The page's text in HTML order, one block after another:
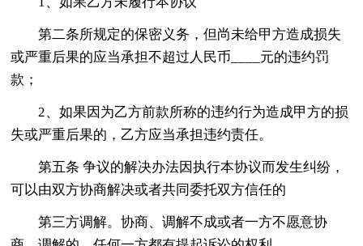
第二条所规定的保密义务，但尚未给甲方造成损失
或严重后果的应当承担不超过人民币____元的违约罚
款；
2、如果因为乙方前款所称的违约行为造成甲方的损
失或严重后果的，乙方应当承担违约责任。
第五条 争议的解决办法因执行本协议而发生纠纷，
可以由双方协商解决或者共同委托双方信任的
第三方调解。协商、调解不成或者一方不愿意协